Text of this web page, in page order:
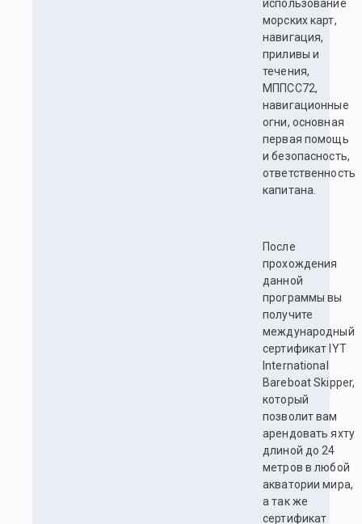
использование
морских карт,
навигация,
приливы и
течения,
МППСС72,
навигационные
огни, основная
первая помощь
и безопасность,
ответственность
капитана.
После
прохождения
данной
программы вы
получите
международный
сертификат IYT
International
Bareboat Skipper,
который
позволит вам
арендовать яхту
длиной до 24
метров в любой
акватории мира,
а так же
сертификат